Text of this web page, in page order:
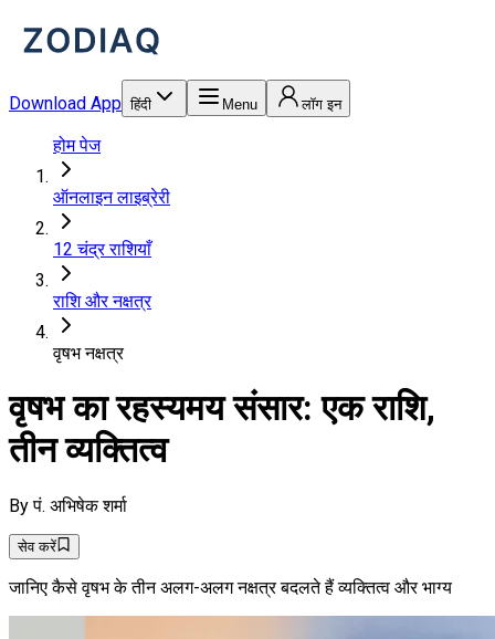
Download App हिंदी Menu लॉग इन
होम पेज
ऑनलाइन लाइब्रेरी
12 चंद्र राशियाँ
राशि और नक्षत्र
वृषभ नक्षत्र
वृषभ का रहस्यमय संसार: एक राशि,
तीन व्यक्तित्व
Byपं. अभिषेक शर्मा
सेव करें
जानिए कैसे वृषभ के तीन अलग-अलग नक्षत्र बदलते हैं व्यक्तित्व और भाग्य